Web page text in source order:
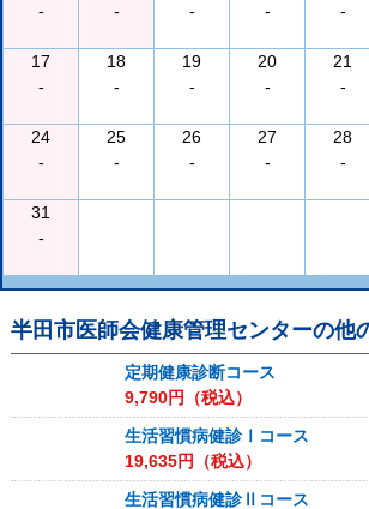
-
-
-
-
-
17
-
18
-
19
-
20
-
21
-
24
-
25
-
26
-
27
-
28
-
31
-
半田市医師会健康管理センターの他
定期健康診断コース
9,790円（税込）
生活習慣病健診Ⅰコース
19,635円（税込）
生活習慣病健診Ⅱコース